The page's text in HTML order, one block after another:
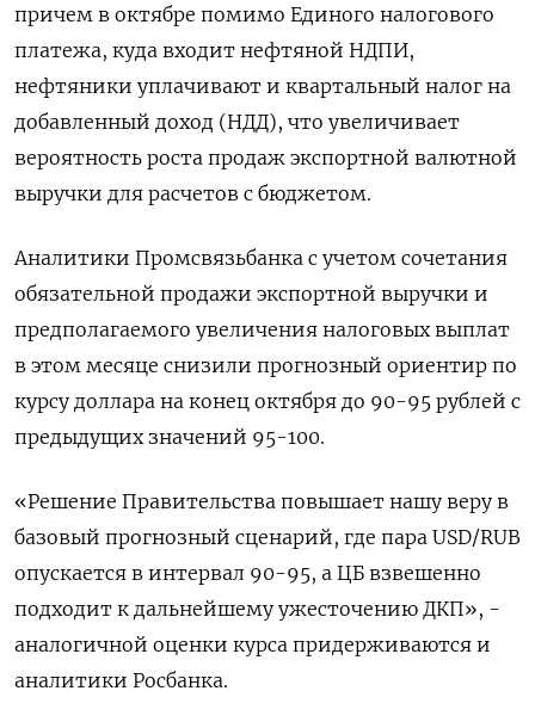
причем в октябре помимо Единого налогового
платежа, куда входит нефтяной НДПИ,
нефтяники уплачивают и квартальный налог на
добавленный доход (НДД), что увеличивает
вероятность роста продаж экспортной валютной
выручки для расчетов с бюджетом.
Аналитики Промсвязьбанка с учетом сочетания
обязательной продажи экспортной выручки и
предполагаемого увеличения налоговых выплат
в этом месяце снизили прогнозный ориентир по
курсу доллара на конец октября до 90-95 рублей с
предыдущих значений 95-100.
«Решение Правительства повышает нашу веру в
базовый прогнозный сценарий, где пара USD/RUB
опускается в интервал 90-95, а ЦБ взвешенно
подходит к дальнейшему ужесточению ДКП», -
аналогичной оценки курса придерживаются и
аналитики Росбанка.